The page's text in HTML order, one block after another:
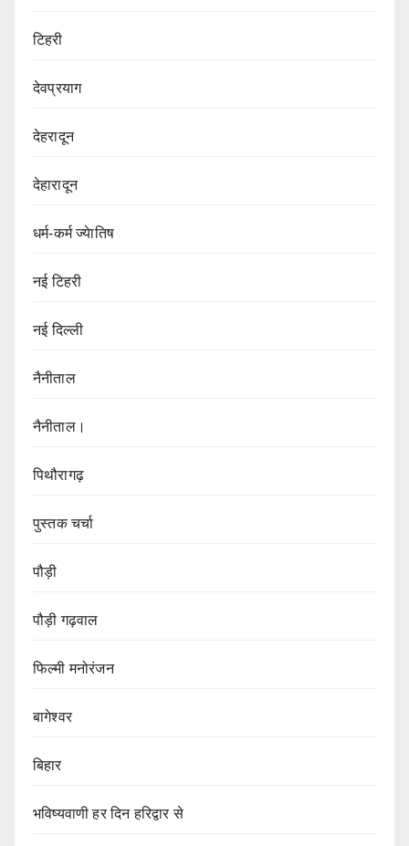
टिहरी
देवप्रयाग
देहरादून
देहारादून
धर्म-कर्म ज्येातिष
नई टिहरी
नई दिल्ली
नैनीताल
नैनीताल।
पिथौरागढ़
पुस्तक चर्चा
पौड़ी
पौड़ी गढ़वाल
फिल्मी मनोरंजन
बागेश्वर
बिहार
भविष्यवाणी हर दिन हरिद्वार से